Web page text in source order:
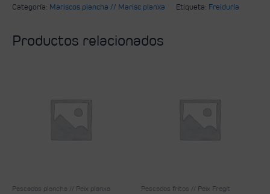
Categoría: Mariscos plancha // Marisc planxa Etiqueta: Freiduría
Productos relacionados
Pescados plancha // Peix planxa Pescados fritos // Peix Fregit